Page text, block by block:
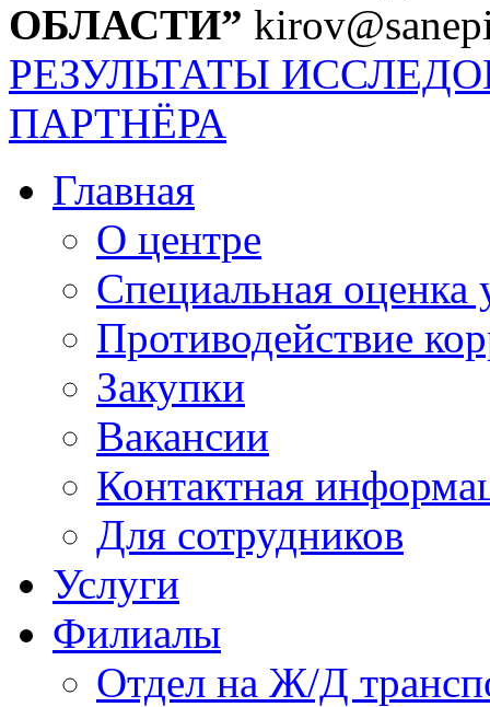
ОБЛАСТИ”
РЕЗУЛЬТАТЫ
ПАРТНЁРА
Главная
О центре
Специальная оценка
Противодействие
Закупки
Вакансии
Контактная
Для сотрудников
Услуги
Филиалы
Отдел на Ж/Д